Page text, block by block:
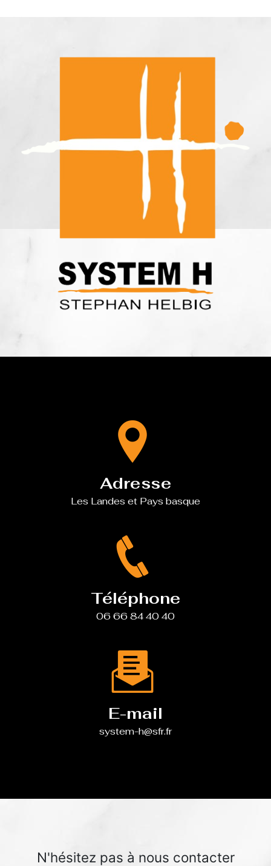
Adresse
Les Landes et Pays basque
Téléphone
06 66 84 40 40
E-mail
system-h@sfr.fr
N'hésitez pas à nous contacter